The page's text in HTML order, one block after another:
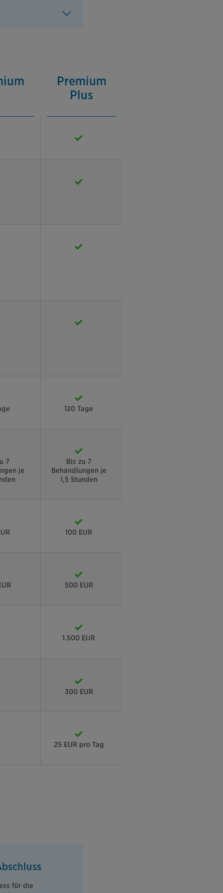
7
je
Premium
Plus
120 Tage
Bis zu 7
Behandlungen je
1,5 Stunden
100 EUR
500 EUR
1.500 EUR
300 EUR
25 EUR pro Tag
für die